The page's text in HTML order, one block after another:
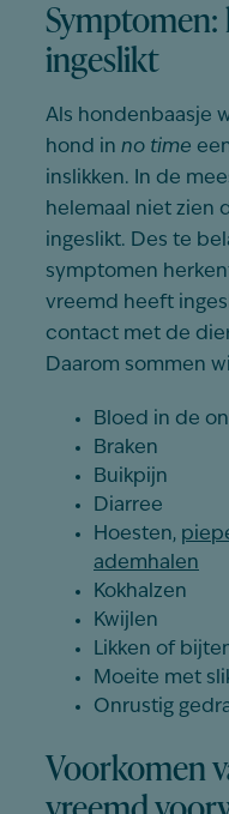
ingeslikt
Als hondenbaasje
hond in no time
inslikken. In de
helemaal niet zien
ingeslikt. Des te
symptomen
vreemd heeft
contact met de
Daarom sommen
Bloed in de
Braken
Buikpijn
Diarree
Hoesten,
ademhalen
Kokhalzen
Kwijlen
Likken of
Moeite met
Onrustig
Voorkomen